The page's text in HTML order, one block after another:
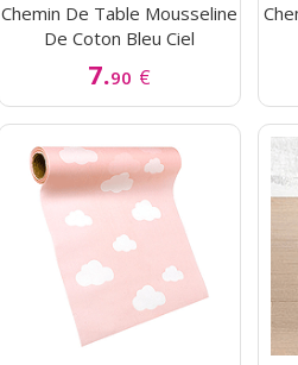
Chemin De Table Mousseline
De Coton Bleu Ciel
7.90 €